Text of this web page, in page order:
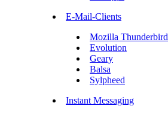
E-Mail-Clients
Mozilla Thunderbird
Evolution
Geary
Balsa
Sylpheed
Instant Messaging